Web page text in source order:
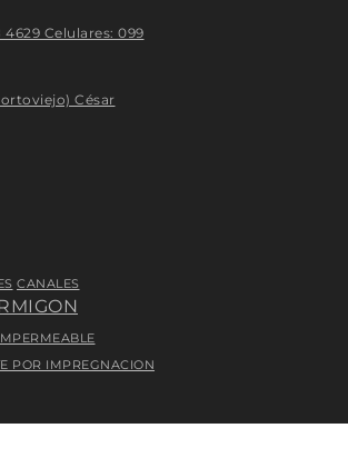
4629 Celulares: 099
César
CANALES
POR IMPREGNACION